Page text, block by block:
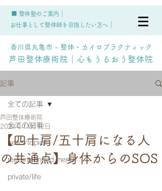
■ 整体塾のご案内｜
お仕事として整体師を目指したい方へ｜
香川県丸亀市 - 整体・カイロプラクティック
芦田整体療術院｜心もうるおう整体院
記事
全ての記事
news/topics
recommended menu
private/life
全ての記事
【四十肩/五十肩になる人
の共通点】身体からのSOS
芦田整体療術院
2024年11月12日